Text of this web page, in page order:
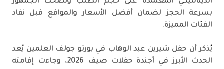
الديناميكي المعتمدة على حجم الطلب ونصحت الجمهور
بسرعة الحجز لضمان أفضل الأسعار والمواقع قبل نفاد
الفئات المميزة.
يُذكر أن حفل شيرين عبد الوهاب في بورتو جولف العلمين يُعد
الحدث الأبرز في أجندة حفلات صيف 2026، وجاءت إقامته